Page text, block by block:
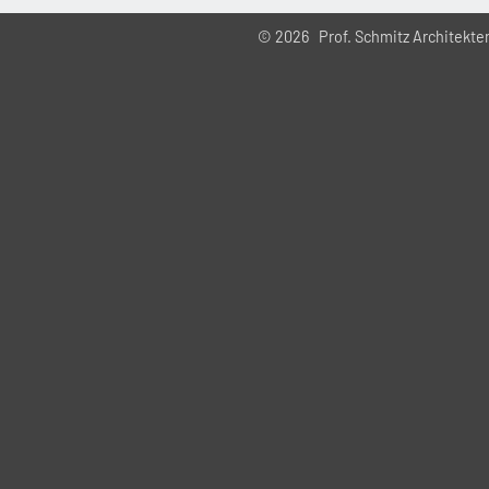
© 2026 Prof. Schmitz